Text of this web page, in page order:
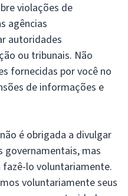
violações de
agências
autoridades
ou tribunais. Não
fornecidas por você no
de informações e
é obrigada a divulgar
governamentais, mas
lo voluntariamente.
voluntariamente seus